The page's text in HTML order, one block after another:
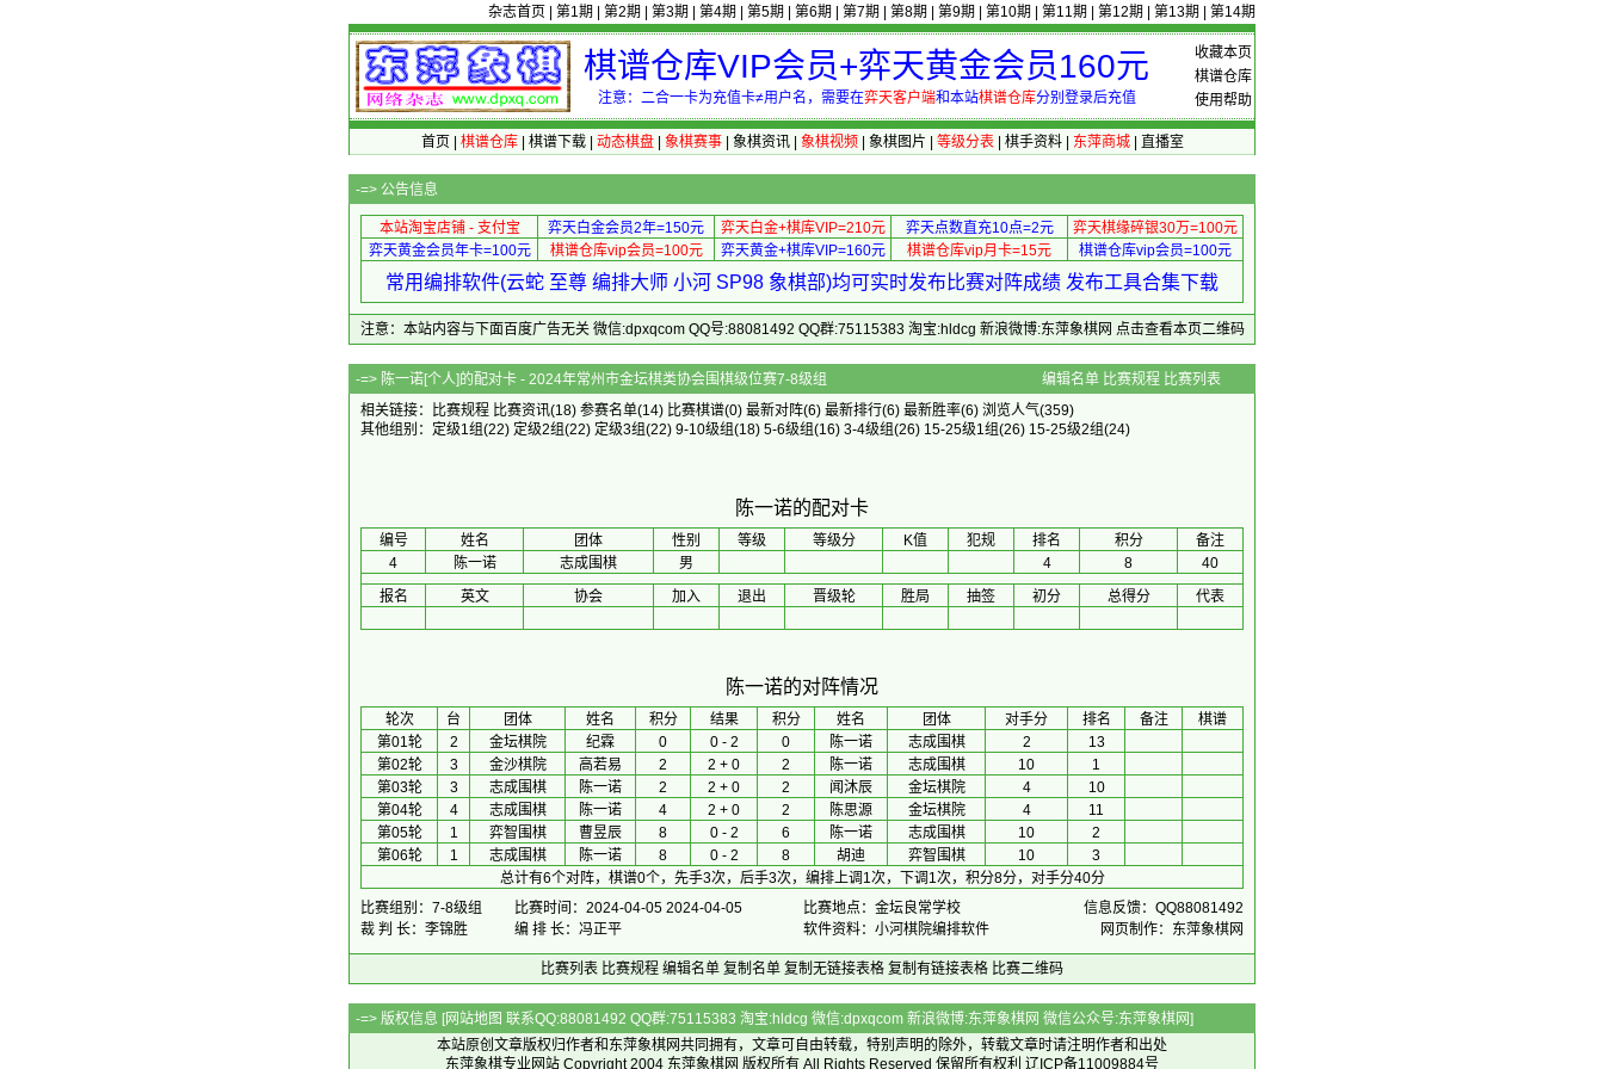
杂志首页 第1期 第2期 第3期 第4期 第5期 第6期 第7期 第8期 第9期 第10期 第11期 第12期 第13期 第14期
收藏本页
棋谱仓库
使用帮助
棋谱仓库VIP会员+弈天黄金会员160元
注意：二合一卡为充值卡≠用户名，需要在弈天客户端和本站棋谱仓库分别登录后充值
首页 棋谱仓库| 棋谱下载| 动态棋盘| 象棋赛事| 象棋资讯| 象棋视频 象棋图片 等级分表| 棋手资料| 东萍商城| 直播室
-=> 公告信息
本站淘宝店铺 - 支付宝 弈天白金会员2年=150元 弈天白金+棋库VIP=210元 弈天点数直充10点=2元
弈天棋缘碎银30万=100元
弈天黄金会员年卡=100元
棋谱仓库vip会员=100元 弈天黄金+棋库VIP=160元 棋谱仓库vip月卡=15元 棋谱仓库vip会员=100元
常用编排软件(云蛇 至尊 编排大师 小河 SP98 象棋部)均可实时发布比赛对阵成绩 发布工具合集下载
注意：本站内容与下面百度广告无关 微信:dpxqcom QQ号:88081492 QQ群:75115383 淘宝:hldcg 新浪微博:东萍象棋网 点击查看本页二维码
-=> 陈一诺[个人]的配对卡 - 2024年常州市金坛棋类协会围棋级位赛7-8级组 编辑名单 比赛规程 比赛列表
相关链接：
比赛规程 比赛资讯(18) 参赛名单(14) 比赛棋谱(0) 最新对阵(6) 最新排行(6) 最新胜率(6) 浏览人气(359)
其他组别： 定级1组(22) 定级2组(22) 定级3组(22) 9-10级组(18) 5-6级组(16) 3-4级组(26) 15-25级1组(26) 15-25级2组(24)
陈一诺的配对卡
编号 姓名 团体 性别 等级 等级分 K值 犯规 排名 积分
备注
4
陈一诺 志成围棋 男 4 8
40
报名
英文 协会 加入 退出 晋级轮 胜局 抽签 初分 总得分 代表
陈一诺的对阵情况
轮次 台 团体 姓名 积分 结果 积分 姓名 团体 对手分 排名 备注
棋谱
第01轮
2 金坛棋院 纪霖 0 0 - 2 0 陈一诺 志成围棋 2
13
第02轮
3 金沙棋院 高若易 2 2 + 0 2 陈一诺 志成围棋 10
1
第03轮
3 志成围棋 陈一诺 2 2 + 0 2 闻沐辰 金坛棋院 4
10
第04轮
4 志成围棋 陈一诺 4 2 + 0 2 陈思源 金坛棋院 4
11
第05轮
1 弈智围棋 曹昱辰 8 0 - 2 6 陈一诺 志成围棋 10
2
第06轮
1 志成围棋 陈一诺 8 0 - 2 8 胡迪 弈智围棋 10
3
总计有6个对阵，棋谱0个，先手3次，后手3次，编排上调1次，下调1次，积分8分，对手分40分
比赛组别：7-8级组
比赛时间：2024-04-05 2024-04-05 比赛地点：金坛良常学校
信息反馈：QQ88081492
裁 判 长：李锦胜
编 排 长：冯正平 软件资料：小河棋院编排软件 网页制作：东萍象棋网
比赛列表 比赛规程 编辑名单 复制名单 复制无链接表格 复制有链接表格 比赛二维码
-=> 版权信息 [网站地图 联系QQ:88081492 QQ群:75115383 淘宝:hldcg 微信:dpxqcom 新浪微博:东萍象棋网 微信公众号:东萍象棋网]
本站原创文章版权归作者和 东萍象棋网共同拥有，文章可自由转载，特别声明的除外，转载文章时请注明作者和出处
东萍象棋专业网站 Copyright 2004 东萍象棋网 版权所有 All Rights Reserved 保留所有权利 辽ICP备11009884号